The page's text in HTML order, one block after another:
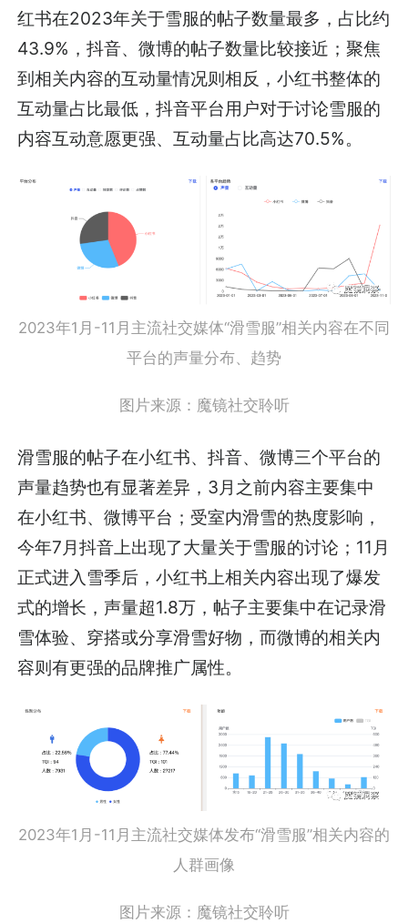
红书在2023年关于雪服的帖子数量最多，占比约
43.9%，抖音、微博的帖子数量比较接近；聚焦
到相关内容的互动量情况则相反，小红书整体的
互动量占比最低，抖音平台用户对于讨论雪服的
内容互动意愿更强、互动量占比高达70.5%。
2023年1月-11月主流社交媒体“滑雪服”相关内容在不同
平台的声量分布、趋势
图片来源：魔镜社交聆听
滑雪服的帖子在小红书、抖音、微博三个平台的
声量趋势也有显著差异，3月之前内容主要集中
在小红书、微博平台；受室内滑雪的热度影响，
今年7月抖音上出现了大量关于雪服的讨论；11月
正式进入雪季后，小红书上相关内容出现了爆发
式的增长，声量超1.8万，帖子主要集中在记录滑
雪体验、穿搭或分享滑雪好物，而微博的相关内
容则有更强的品牌推广属性。
2023年1月-11月主流社交媒体发布“滑雪服”相关内容的
人群画像
图片来源：魔镜社交聆听